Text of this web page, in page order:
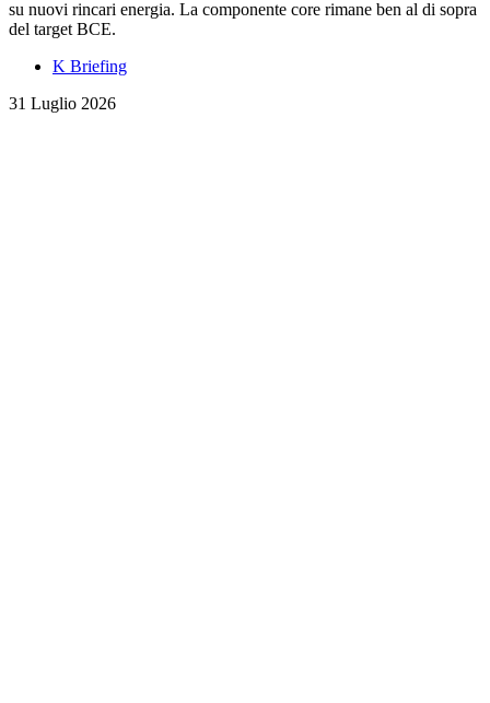
su nuovi rincari energia. La componente core rimane ben al di sopra
del target BCE.
K Briefing
31 Luglio 2026